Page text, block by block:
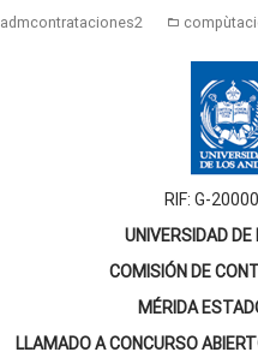
admcontrataciones2
RIF: G-
UNIVERSIDAD
COMISIÓN DE
MÉRIDA
LLAMADO A CONCURSO